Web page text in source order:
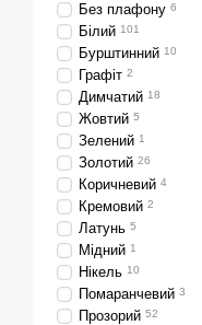
Без плафону 6
Білий 101
Бурштинний 10
Графіт 2
Димчатий 18
Жовтий 5
Зелений 1
Золотий 26
Коричневий 4
Кремовий 2
Латунь 5
Мідний 1
Нікель 10
Помаранчевий 3
Прозорий 52